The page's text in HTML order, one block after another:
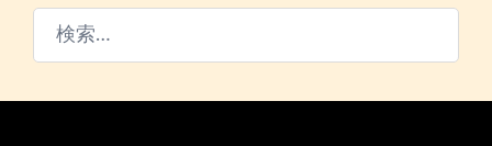
索: